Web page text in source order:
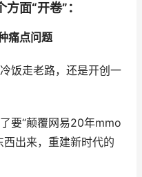
面“开卷”：
痛点问题
饭走老路，还是开创一
要“颠覆网易20年mmo
西出来，重建新时代的